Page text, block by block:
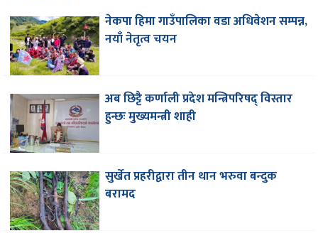
नेकपा हिमा गाउँपालिका वडा अधिवेशन सम्पन्न,
नयाँ नेतृत्व चयन
अब छिट्टै कर्णाली प्रदेश मन्त्रिपरिषद् विस्तार
हुन्छः मुख्यमन्त्री शाही
सुर्खेत प्रहरीद्वारा तीन थान भरुवा बन्दुक
बरामद